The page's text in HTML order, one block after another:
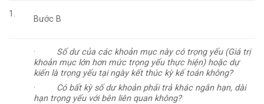
1.
Bước B
· Số dư của các khoản mục này có trọng yếu (Giá trị
khoản mục lớn hơn mức trọng yếu thực hiện) hoặc dự
kiến là trọng yếu tại ngày kết thúc kỳ kế toán không?
· Có bất kỳ số dư khoản phải trả khác ngắn hạn, dài
hạn trọng yếu với bên liên quan không?